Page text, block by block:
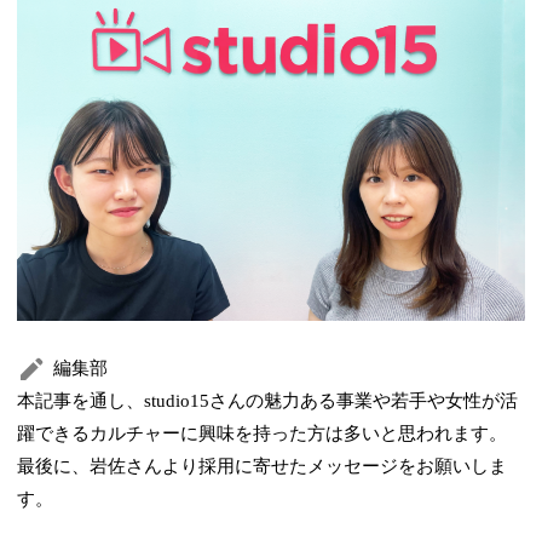
編集部
本記事を通し、studio15さんの魅力ある事業や若手や女性が活
躍できるカルチャーに興味を持った方は多いと思われます。
最後に、岩佐さんより採用に寄せたメッセージをお願いしま
す。